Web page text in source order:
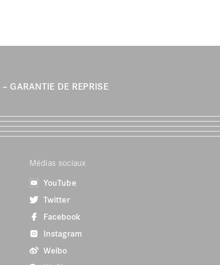
GARANTIE DE REPRISE
Médias sociaux
YouTube
Twitter
Facebook
Instagram
Weibo